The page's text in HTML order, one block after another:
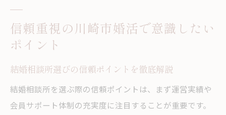
信頼重視の川崎市婚活で意識したい
ポイント
結婚相談所選びの信頼ポイントを徹底解説
結婚相談所を選ぶ際の信頼ポイントは、まず運営実績や
会員サポート体制の充実度に注目することが重要です。